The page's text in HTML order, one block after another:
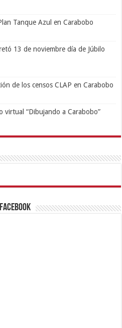
Tanque Azul en Carabobo
13 de noviembre día de Júbilo
de los censos CLAP en Carabobo
virtual “Dibujando a Carabobo”